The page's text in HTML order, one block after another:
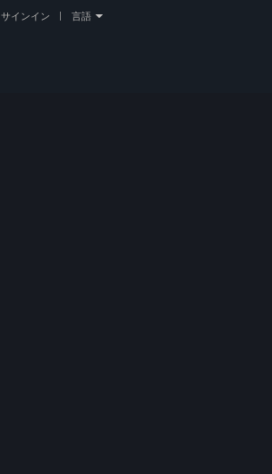
サインイン 言語